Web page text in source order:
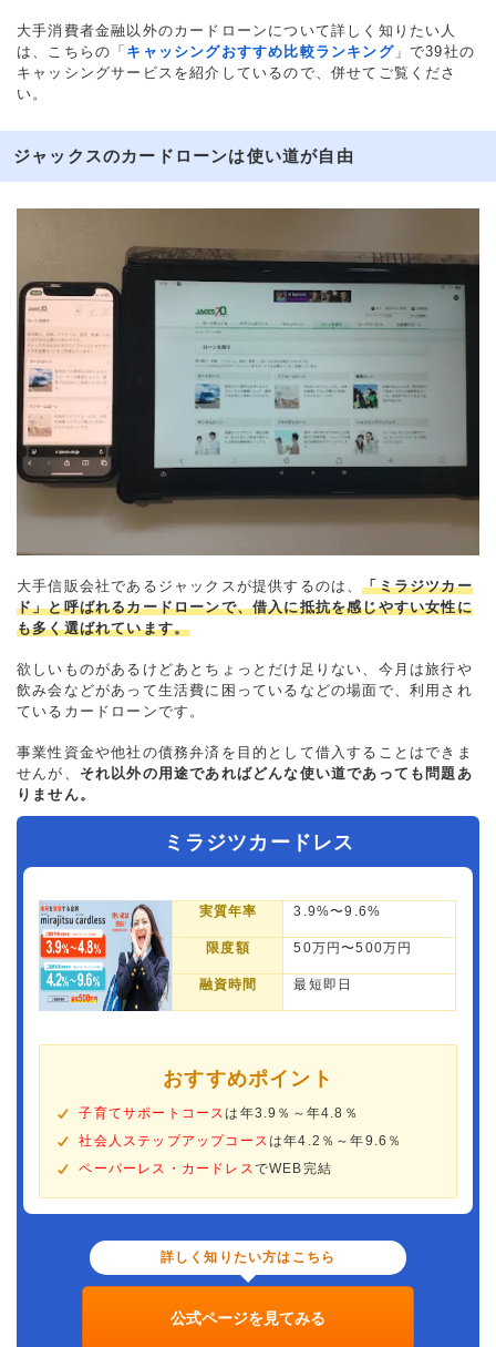
大手消費者金融以外のカードローンについて詳しく知りたい人
は、こちらの「 キャッシングおすすめ比較ランキング」で39社の
キャッシングサービスを紹介しているので、併せてご覧くださ
い。
ジャックスのカードローンは使い道が自由
大手信販会社であるジャックスが提供するのは、「ミラジツカー
ド」と呼ばれるカードローンで、借入に抵抗を感じやすい女性に
も多く選ばれています。
欲しいものがあるけどあとちょっとだけ足りない、今月は旅行や
飲み会などがあって生活費に困っているなどの場面で、利用され
ているカードローンです。
事業性資金や他社の債務弁済を目的として借入することはできま
せんが、 それ以外の用途であればどんな使い道であっても問題あ
りません。
ミラジツカードレス
実質年率 3.9%〜9.6%
限度額 50万円〜500万円
融資時間 最短即日
おすすめポイント
子育てサポートコースは年3.9％～年4.8％
社会人ステップアップコースは年4.2％～年9.6％
ペーパーレス・カードレスでWEB完結
詳しく知りたい方はこちら
公式ページを見てみる